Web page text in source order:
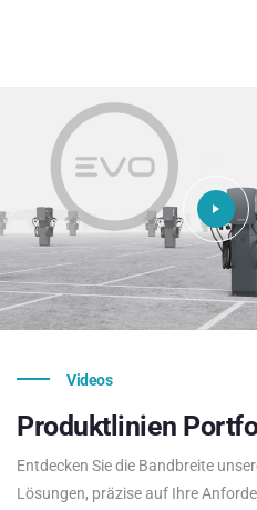
Videos
Produktlinien
Entdecken Sie die Bandbreite
Lösungen, präzise auf Ihre